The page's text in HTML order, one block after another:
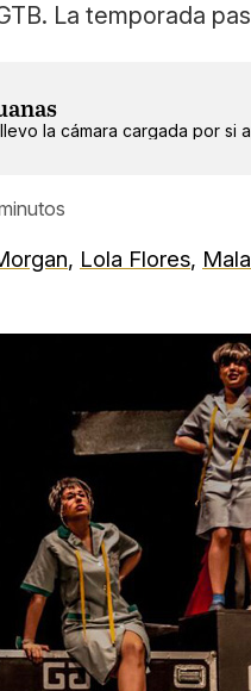
La temporada
la cámara cargada por si
, Lola Flores,